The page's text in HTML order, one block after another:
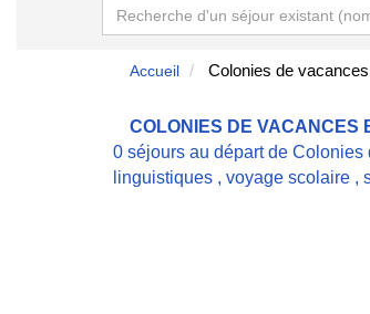
Accueil Colonies de
COLONIES DE VACANCES
0 séjours au départ de
linguistiques , voyage scolaire ,